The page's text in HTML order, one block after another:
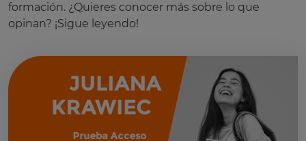
formación. ¿Quieres conocer más sobre lo que
opinan? ¡Sigue leyendo!